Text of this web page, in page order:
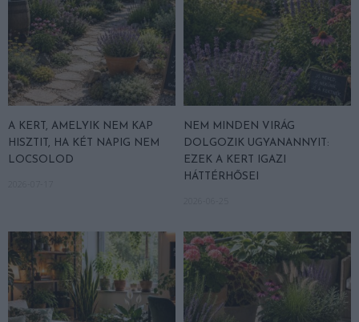
A KERT, AMELYIK NEM KAP
HISZTIT, HA KÉT NAPIG NEM
LOCSOLOD
NEM MINDEN VIRÁG
DOLGOZIK UGYANANNYIT:
EZEK A KERT IGAZI
HÁTTÉRHŐSEI